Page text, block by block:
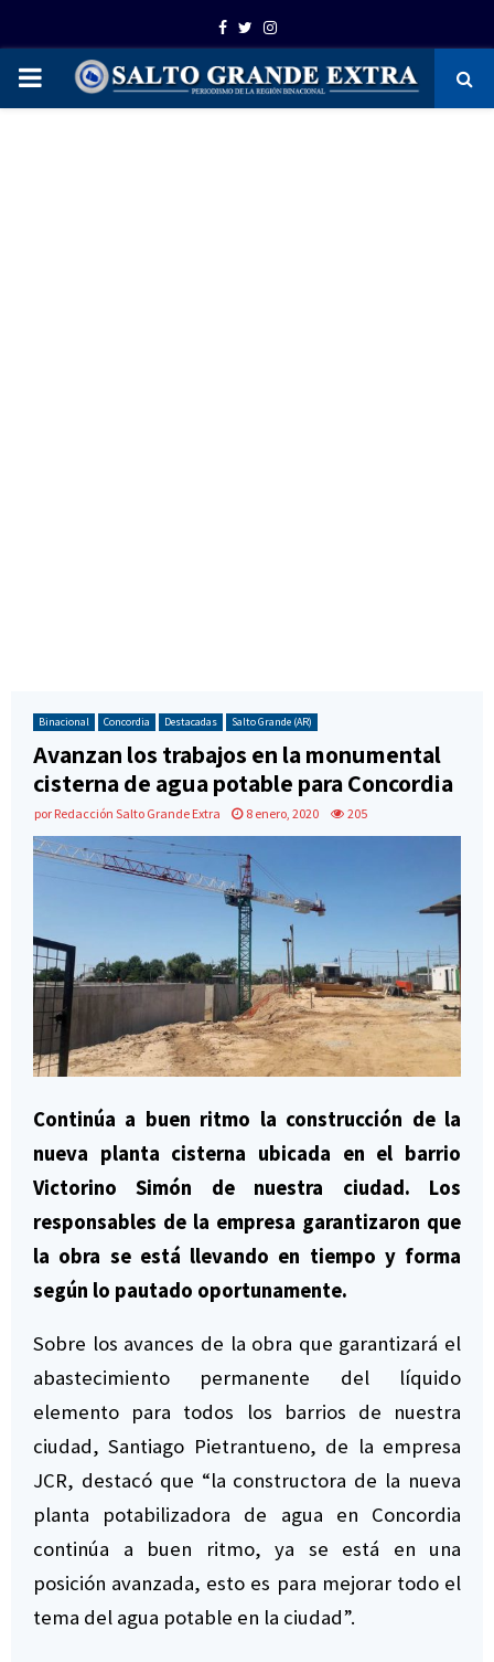
Facebook
TwitterInstagram
PRIMARY
Binacional Concordia Destacadas Salto Grande (AR)
Avanzan los trabajos en la monumental
cisterna de agua potable para Concordia
por Redacción Salto Grande Extra 8 enero, 2020 205
Continúa a buen ritmo la construcción de la
nueva planta cisterna ubicada en el barrio
Victorino Simón de nuestra ciudad. Los
responsables de la empresa garantizaron que
la obra se está llevando en tiempo y forma
según lo pautado oportunamente.
Sobre los avances de la obra que garantizará el
abastecimiento permanente del líquido
elemento para todos los barrios de nuestra
ciudad, Santiago Pietrantueno, de la empresa
JCR, destacó que “la constructora de la nueva
planta potabilizadora de agua en Concordia
continúa a buen ritmo, ya se está en una
posición avanzada, esto es para mejorar todo el
tema del agua potable en la ciudad”.